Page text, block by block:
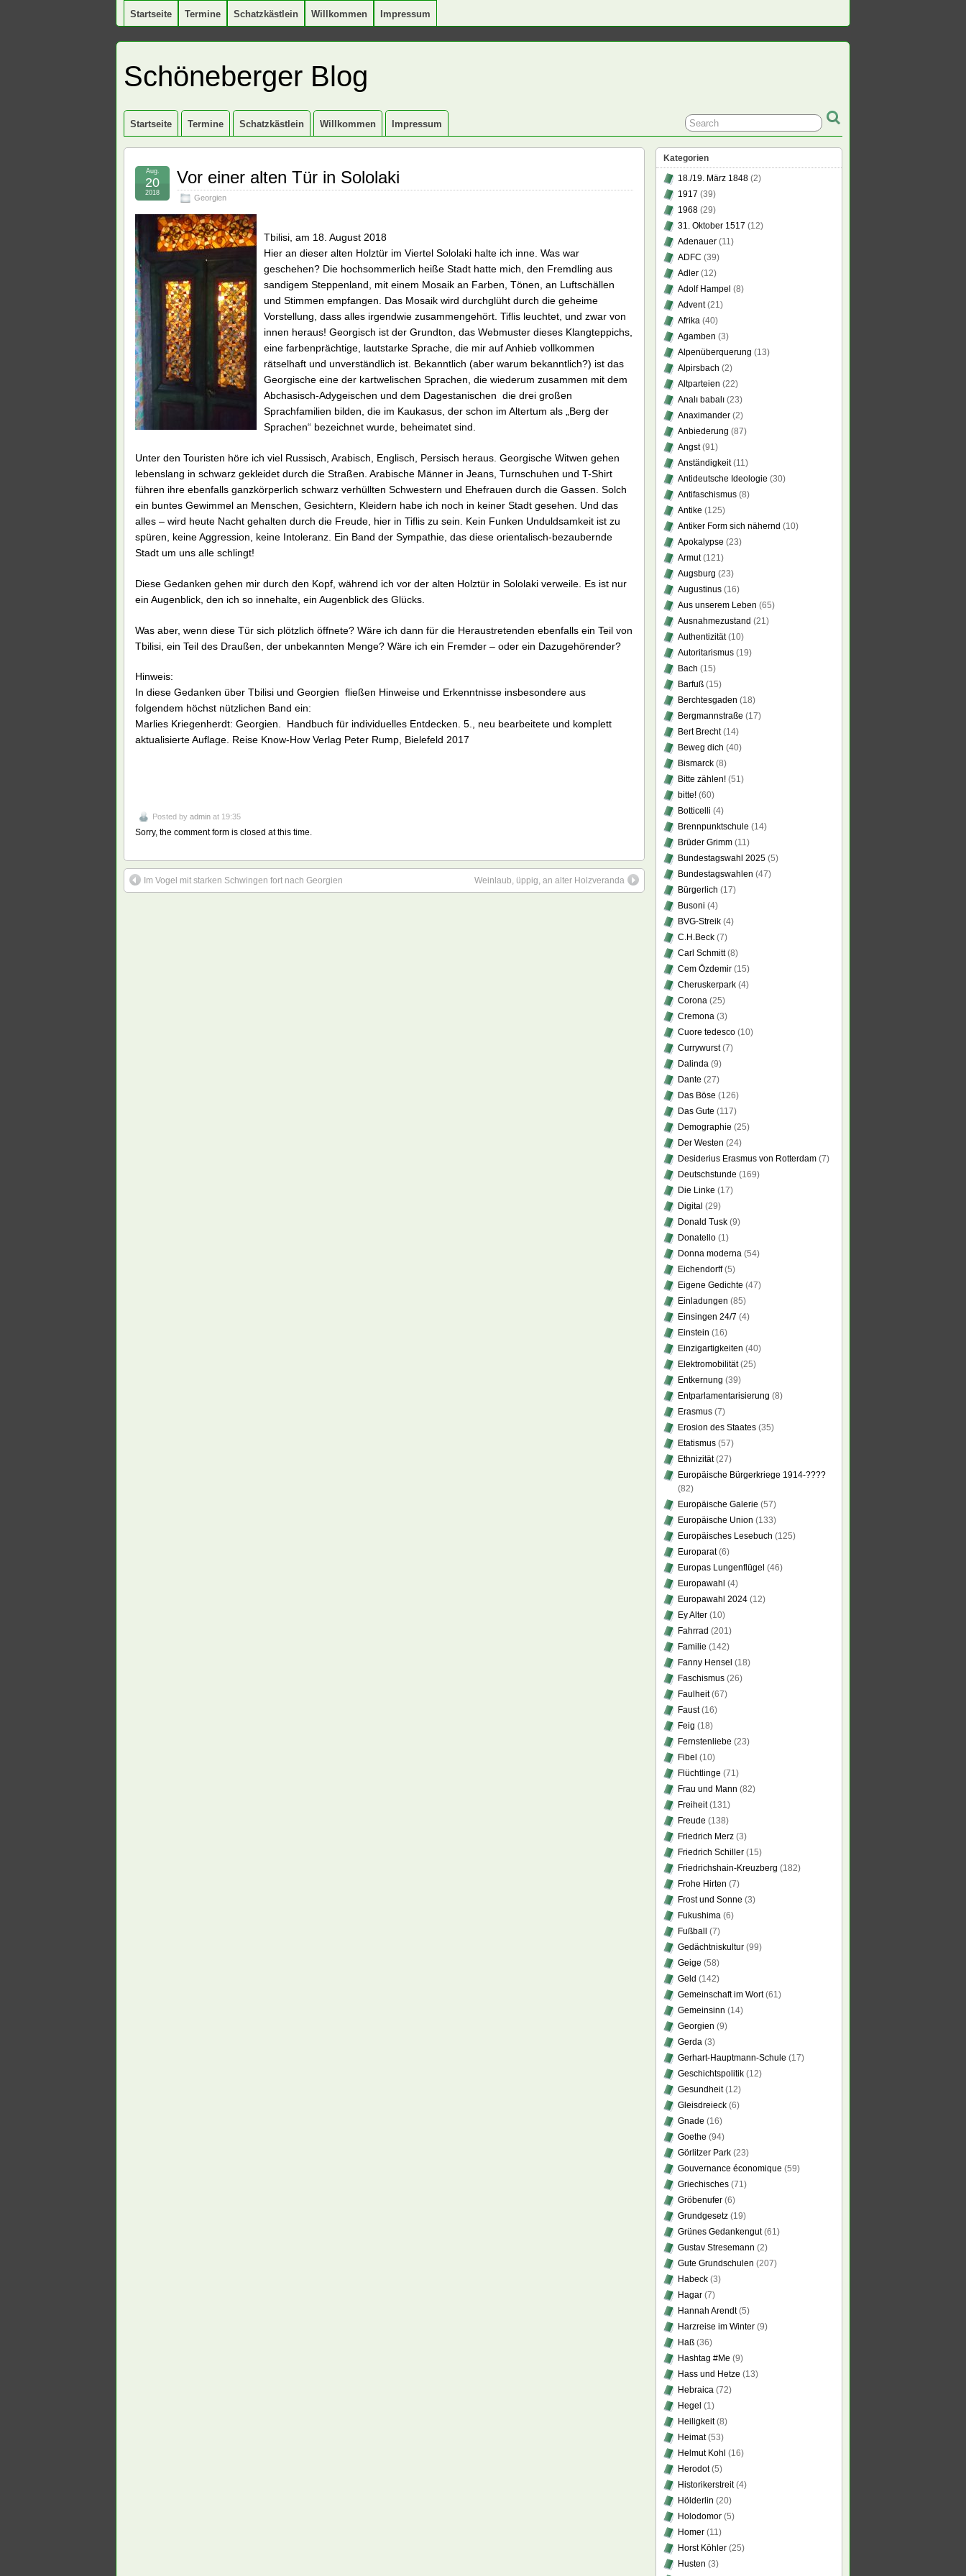
Startseite Termine Schatzkästlein Willkommen Impressum
Schöneberger Blog
Startseite Termine Schatzkästlein Willkommen Impressum
Vor einer alten Tür in Sololaki
Georgien
Aug.
20
2018
Tbilisi, am 18. August 2018
Hier an dieser alten Holztür im Viertel Sololaki halte ich inne. Was war
geschehen? Die hochsommerlich heiße Stadt hatte mich, den Fremdling aus
sandigem Steppenland, mit einem Mosaik an Farben, Tönen, an Luftschällen
und Stimmen empfangen. Das Mosaik wird durchglüht durch die geheime
Vorstellung, dass alles irgendwie zusammengehört. Tiflis leuchtet, und zwar von
innen heraus! Georgisch ist der Grundton, das Webmuster dieses Klangteppichs,
eine farbenprächtige, lautstarke Sprache, die mir auf Anhieb vollkommen
rätselhaft und unverständlich ist. Bekanntlich (aber warum bekanntlich?) ist das
Georgische eine der kartwelischen Sprachen, die wiederum zusammen mit dem
Abchasisch-Adygeischen und dem Dagestanischen die drei großen
Sprachfamilien bilden, die im Kaukasus, der schon im Altertum als „Berg der
Sprachen“ bezeichnet wurde, beheimatet sind.
Unter den Touristen höre ich viel Russisch, Arabisch, Englisch, Persisch heraus. Georgische Witwen gehen
lebenslang in schwarz gekleidet durch die Straßen. Arabische Männer in Jeans, Turnschuhen und T-Shirt
führen ihre ebenfalls ganzkörperlich schwarz verhüllten Schwestern und Ehefrauen durch die Gassen. Solch
ein buntes Gewimmel an Menschen, Gesichtern, Kleidern habe ich noch in keiner Stadt gesehen. Und das
alles – wird heute Nacht gehalten durch die Freude, hier in Tiflis zu sein. Kein Funken Unduldsamkeit ist zu
spüren, keine Aggression, keine Intoleranz. Ein Band der Sympathie, das diese orientalisch-bezaubernde
Stadt um uns alle schlingt!
Diese Gedanken gehen mir durch den Kopf, während ich vor der alten Holztür in Sololaki verweile. Es ist nur
ein Augenblick, den ich so innehalte, ein Augenblick des Glücks.
Was aber, wenn diese Tür sich plötzlich öffnete? Wäre ich dann für die Heraustretenden ebenfalls ein Teil von
Tbilisi, ein Teil des Draußen, der unbekannten Menge? Wäre ich ein Fremder – oder ein Dazugehörender?
Hinweis:
In diese Gedanken über Tbilisi und Georgien fließen Hinweise und Erkenntnisse insbesondere aus
folgendem höchst nützlichen Band ein:
Marlies Kriegenherdt: Georgien. Handbuch für individuelles Entdecken. 5., neu bearbeitete und komplett
aktualisierte Auflage. Reise Know-How Verlag Peter Rump, Bielefeld 2017
Posted by admin at 19:35
Sorry, the comment form is closed at this time.
Im Vogel mit starken Schwingen fort nach Georgien Weinlaub, üppig, an alter Holzveranda
Kategorien
18./19. März 1848 (2)
1917 (39)
1968 (29)
31. Oktober 1517 (12)
Adenauer (11)
ADFC (39)
Adler (12)
Adolf Hampel (8)
Advent(21)
Afrika (40)
Agamben (3)
Alpenüberquerung (13)
Alpirsbach (2)
Altparteien (22)
Analı babalı (23)
Anaximander (2)
Anbiederung (87)
Angst(91)
Anständigkeit(11)
Antideutsche Ideologie (30)
Antifaschismus (8)
Antike (125)
Antiker Form sich nähernd (10)
Apokalypse (23)
Armut(121)
Augsburg (23)
Augustinus (16)
Aus unserem Leben (65)
Ausnahmezustand (21)
Authentizität(10)
Autoritarismus (19)
Bach (15)
Barfuß (15)
Berchtesgaden (18)
Bergmannstraße (17)
Bert Brecht(14)
Beweg dich (40)
Bismarck (8)
Bitte zählen! (51)
bitte! (60)
Botticelli (4)
Brennpunktschule (14)
Brüder Grimm (11)
Bundestagswahl 2025 (5)
Bundestagswahlen (47)
Bürgerlich (17)
Busoni (4)
BVG-Streik (4)
C.H.Beck (7)
Carl Schmitt(8)
Cem Özdemir (15)
Cheruskerpark (4)
Corona (25)
Cremona (3)
Cuore tedesco (10)
Currywurst(7)
Dalinda (9)
Dante (27)
Das Böse (126)
Das Gute (117)
Demographie (25)
Der Westen (24)
Desiderius Erasmus von Rotterdam (7)
Deutschstunde (169)
Die Linke (17)
Digital (29)
Donald Tusk (9)
Donatello (1)
Donna moderna (54)
Eichendorff(5)
Eigene Gedichte (47)
Einladungen (85)
Einsingen 24/7 (4)
Einstein (16)
Einzigartigkeiten (40)
Elektromobilität(25)
Entkernung (39)
Entparlamentarisierung (8)
Erasmus (7)
Erosion des Staates (35)
Etatismus (57)
Ethnizität(27)
Europäische Bürgerkriege 1914-????
(82)
Europäische Galerie (57)
Europäische Union (133)
Europäisches Lesebuch (125)
Europarat(6)
Europas Lungenflügel (46)
Europawahl (4)
Europawahl 2024 (12)
Ey Alter (10)
Fahrrad (201)
Familie (142)
Fanny Hensel (18)
Faschismus (26)
Faulheit(67)
Faust(16)
Feig (18)
Fernstenliebe (23)
Fibel (10)
Flüchtlinge (71)
Frau und Mann (82)
Freiheit(131)
Freude (138)
Friedrich Merz (3)
Friedrich Schiller (15)
Friedrichshain-Kreuzberg (182)
Frohe Hirten (7)
Frost und Sonne (3)
Fukushima (6)
Fußball
(7)
Gedächtniskultur (99)
Geige (58)
Geld (142)
Gemeinschaft im Wort(61)
Gemeinsinn (14)
Georgien (9)
Gerda (3)
Gerhart-Hauptmann-Schule (17)
Geschichtspolitik (12)
Gesundheit(12)
Gleisdreieck (6)
Gnade (16)
Goethe (94)
Görlitzer Park (23)
Gouvernance économique (59)
Griechisches (71)
Gröbenufer (6)
Grundgesetz (19)
Grünes Gedankengut(61)
Gustav Stresemann (2)
Gute Grundschulen (207)
Habeck (3)
Hagar (7)
Hannah Arendt(5)
Harzreise im Winter (9)
Haß (36)
Hashtag #Me (9)
Hass und Hetze (13)
Hebraica (72)
Hegel (1)
Heiligkeit(8)
Heimat(53)
Helmut Kohl (16)
Herodot(5)
Historikerstreit(4)
Hölderlin (20)
Holodomor (5)
Homer (11)
Horst Köhler (25)
Husten (3)